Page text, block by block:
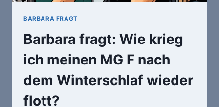
BARBARA FRAGT
Barbara fragt: Wie krieg
ich meinen MG F nach
dem Winterschlaf wieder
flott?